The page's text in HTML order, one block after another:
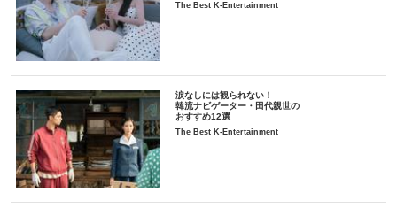
The Best K-Entertainment
涙なしには観られない！
韓流ナビゲーター・田代親世の
おすすめ12選
The Best K-Entertainment